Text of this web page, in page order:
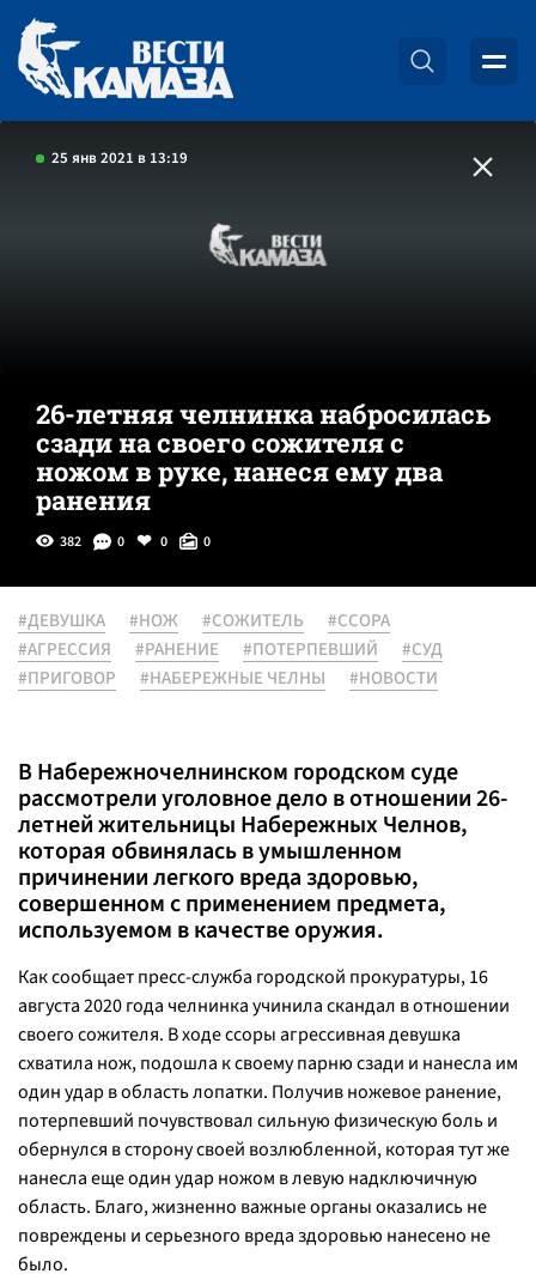
25 янв 2021 в 13:19
26-летняя челнинка набросилась
сзади на своего сожителя с
ножом в руке, нанеся ему два
ранения
382 0 0 0
#ДЕВУШКА #НОЖ #СОЖИТЕЛЬ
#ССОРА
#АГРЕССИЯ
#РАНЕНИЕ #ПОТЕРПЕВШИЙ
#СУД
#ПРИГОВОР
#НАБЕРЕЖНЫЕ ЧЕЛНЫ #НОВОСТИ
В Набережночелнинском городском суде
рассмотрели уголовное дело в отношении 26-
летней жительницы Набережных Челнов,
которая обвинялась в умышленном
причинении легкого вреда здоровью,
совершенном с применением предмета,
используемом в качестве оружия.
Как сообщает пресс-служба городской прокуратуры, 16
августа 2020 года челнинка учинила скандал в отношении
своего сожителя. В ходе ссоры агрессивная девушка
схватила нож, подошла к своему парню сзади и нанесла им
один удар в область лопатки. Получив ножевое ранение,
потерпевший почувствовал сильную физическую боль и
обернулся в сторону своей возлюбленной, которая тут же
нанесла еще один удар ножом в левую надключичную
область. Благо, жизненно важные органы оказались не
повреждены и серьезного вреда здоровью нанесено не
было.